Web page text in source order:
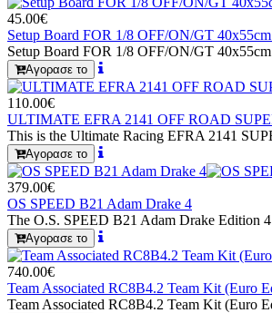
45.00€
Setup Board FOR 1/8 OFF/ON/GT
Setup Board FOR 1/8 OFF/ON/GT
Αγορασε το
110.00€
ULTIMATE EFRA 2141 OFF ROAD
This is the Ultimate Racing EFRA 2141
Αγορασε το
379.00€
OS SPEED B21 Adam Drake 4
The O.S. SPEED B21 Adam Drake Edition
Αγορασε το
740.00€
Team Associated RC8B4.2 Team Kit (Euro
Team Associated RC8B4.2 Team Kit (Euro